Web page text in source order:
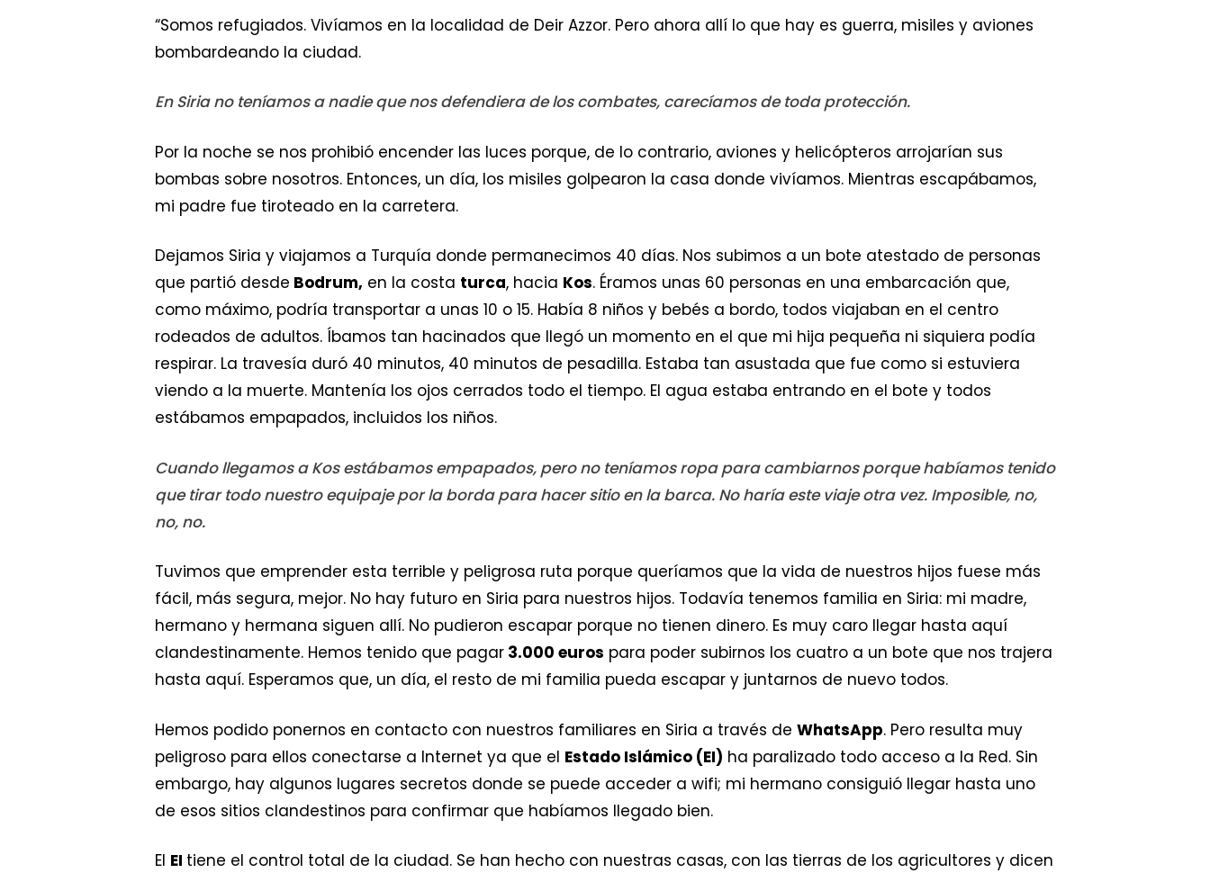
“Somos refugiados. Vivíamos en la localidad de Deir Azzor. Pero ahora allí lo que hay es guerra, misiles y aviones
bombardeando la ciudad.
En Siria no teníamos a nadie que nos defendiera de los combates, carecíamos de toda protección.
Por la noche se nos prohibió encender las luces porque, de lo contrario, aviones y helicópteros arrojarían sus
bombas sobre nosotros. Entonces, un día, los misiles golpearon la casa donde vivíamos. Mientras escapábamos,
mi padre fue tiroteado en la carretera.
Dejamos Siria y viajamos a Turquía donde permanecimos 40 días. Nos subimos a un bote atestado de personas
que partió desde Bodrum, en la costa turca, hacia Kos. Éramos unas 60 personas en una embarcación que,
como máximo, podría transportar a unas 10 o 15. Había 8 niños y bebés a bordo, todos viajaban en el centro
rodeados de adultos. Íbamos tan hacinados que llegó un momento en el que mi hija pequeña ni siquiera podía
respirar. La travesía duró 40 minutos, 40 minutos de pesadilla. Estaba tan asustada que fue como si estuviera
viendo a la muerte. Mantenía los ojos cerrados todo el tiempo. El agua estaba entrando en el bote y todos
estábamos empapados, incluidos los niños.
Cuando llegamos a Kos estábamos empapados, pero no teníamos ropa para cambiarnos porque habíamos tenido
que tirar todo nuestro equipaje por la borda para hacer sitio en la barca. No haría este viaje otra vez. Imposible, no,
no, no.
Tuvimos que emprender esta terrible y peligrosa ruta porque queríamos que la vida de nuestros hijos fuese más
fácil, más segura, mejor. No hay futuro en Siria para nuestros hijos. Todavía tenemos familia en Siria: mi madre,
hermano y hermana siguen allí. No pudieron escapar porque no tienen dinero. Es muy caro llegar hasta aquí
clandestinamente. Hemos tenido que pagar 3.000 euros para poder subirnos los cuatro a un bote que nos trajera
hasta aquí. Esperamos que, un día, el resto de mi familia pueda escapar y juntarnos de nuevo todos.
Hemos podido ponernos en contacto con nuestros familiares en Siria a través de WhatsApp. Pero resulta muy
peligroso para ellos conectarse a Internet ya que el Estado Islámico (EI) ha paralizado todo acceso a la Red. Sin
embargo, hay algunos lugares secretos donde se puede acceder a wifi; mi hermano consiguió llegar hasta uno
de esos sitios clandestinos para confirmar que habíamos llegado bien.
El EI tiene el control total de la ciudad. Se han hecho con nuestras casas, con las tierras de los agricultores y dicen